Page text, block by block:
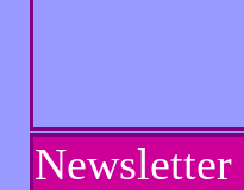
Newsletter